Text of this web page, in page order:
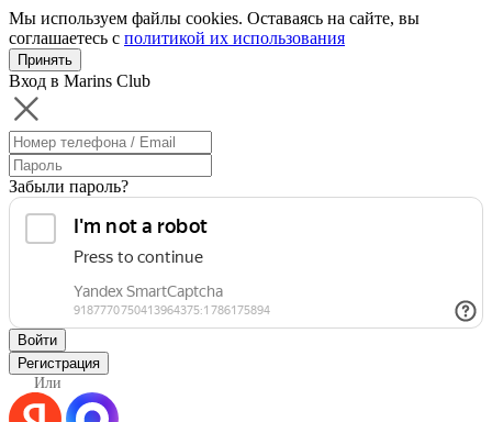
Мы используем файлы cookies. Оставаясь на сайте, вы
соглашаетесь с политикой их использования
Принять
Вход в Marins Club
Забыли пароль?
Войти
Регистрация
Или